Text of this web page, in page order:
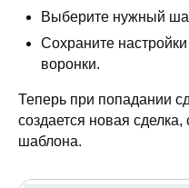
Выберите нужный
Сохраните
воронки.
Теперь при попадании
создается новая сделка,
шаблона.